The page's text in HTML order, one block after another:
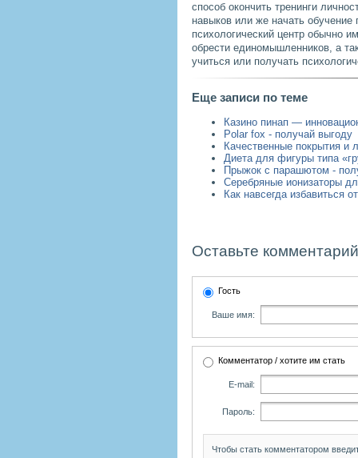
способ окончить тренинги
навыков или же начать обучение
психологический центр обычно
обрести единомышленников, а
учиться или получать
Еще записи по теме
Казино пинап —
Polar fox - получай выгоду
Качественные покрытия и
Диета для фигуры типа
Прыжок с парашютом -
Серебряные ионизаторы
Как навсегда избавиться
Оставьте
Гость
Ваше имя:
Комментатор / хотите им стать
E-mail:
Пароль:
Чтобы стать комментатором